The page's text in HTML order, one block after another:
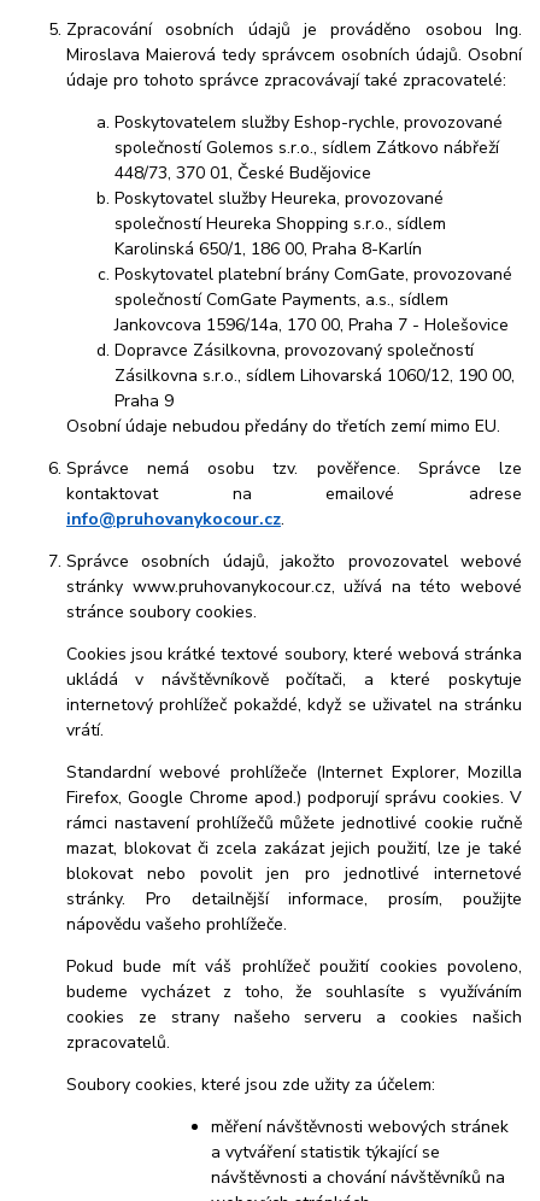
Zpracování osobních údajů je prováděno osobou Ing.
Miroslava Maierová tedy správcem osobních údajů. Osobní
údaje pro tohoto správce zpracovávají také zpracovatelé:
Poskytovatelem služby Eshop-rychle, provozované
společností Golemos s.r.o., sídlem Zátkovo nábřeží
448/73, 370 01, České Budějovice
Poskytovatel služby Heureka, provozované
společností Heureka Shopping s.r.o., sídlem
Karolinská 650/1, 186 00, Praha 8-Karlín
Poskytovatel platební brány ComGate, provozované
společností ComGate Payments, a.s., sídlem
Jankovcova 1596/14a, 170 00, Praha 7 - Holešovice
Dopravce Zásilkovna, provozovaný společností
Zásilkovna s.r.o., sídlem Lihovarská 1060/12, 190 00,
Praha 9
Osobní údaje nebudou předány do třetích zemí mimo EU.
Správce nemá osobu tzv. pověřence. Správce lze
kontaktovat na emailové adrese
info@pruhovanykocour.cz.
Správce osobních údajů, jakožto provozovatel webové
stránky www.pruhovanykocour.cz, užívá na této webové
stránce soubory cookies.
Cookies jsou krátké textové soubory, které webová stránka
ukládá v návštěvníkově počítači, a které poskytuje
internetový prohlížeč pokaždé, když se uživatel na stránku
vrátí.
Standardní webové prohlížeče (Internet Explorer, Mozilla
Firefox, Google Chrome apod.) podporují správu cookies. V
rámci nastavení prohlížečů můžete jednotlivé cookie ručně
mazat, blokovat či zcela zakázat jejich použití, lze je také
blokovat nebo povolit jen pro jednotlivé internetové
stránky. Pro detailnější informace, prosím, použijte
nápovědu vašeho prohlížeče.
Pokud bude mít váš prohlížeč použití cookies povoleno,
budeme vycházet z toho, že souhlasíte s využíváním
cookies ze strany našeho serveru a cookies našich
zpracovatelů.
Soubory cookies, které jsou zde užity za účelem:
měření návštěvnosti webových stránek
a vytváření statistik týkající se
návštěvnosti a chování návštěvníků na